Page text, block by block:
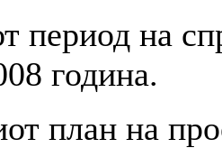
период на
година.
план на